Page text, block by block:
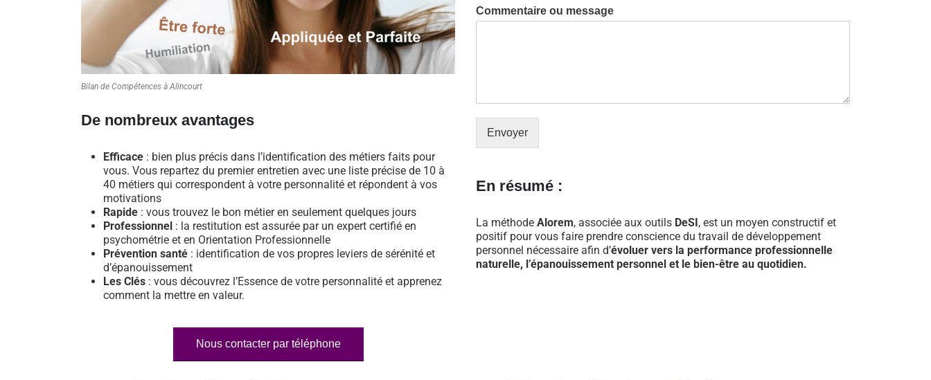
Bilan de Compétences à Alincourt
De nombreux avantages
Efficace : bien plus précis dans l’identification des métiers faits pour
vous. Vous repartez du premier entretien avec une liste précise de 10 à
40 métiers qui correspondent à votre personnalité et répondent à vos
motivations
Rapide : vous trouvez le bon métier en seulement quelques jours
Professionnel : la restitution est assurée par un expert certifié en
psychométrie et en Orientation Professionnelle
Prévention santé : identification de vos propres leviers de sérénité et
d’épanouissement
Les Clés : vous découvrez l’Essence de votre personnalité et apprenez
comment la mettre en valeur.
Nous contacter par téléphone
Commentaire ou message
Envoyer
En résumé :
La méthode Alorem, associée aux outils DeSI, est un moyen constructif et
positif pour vous faire prendre conscience du travail de développement
personnel nécessaire afin d’évoluer vers la performance professionnelle
naturelle, l’épanouissement personnel et le bien-être au quotidien.